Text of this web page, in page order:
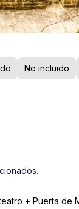
No incluido
+ Puerta